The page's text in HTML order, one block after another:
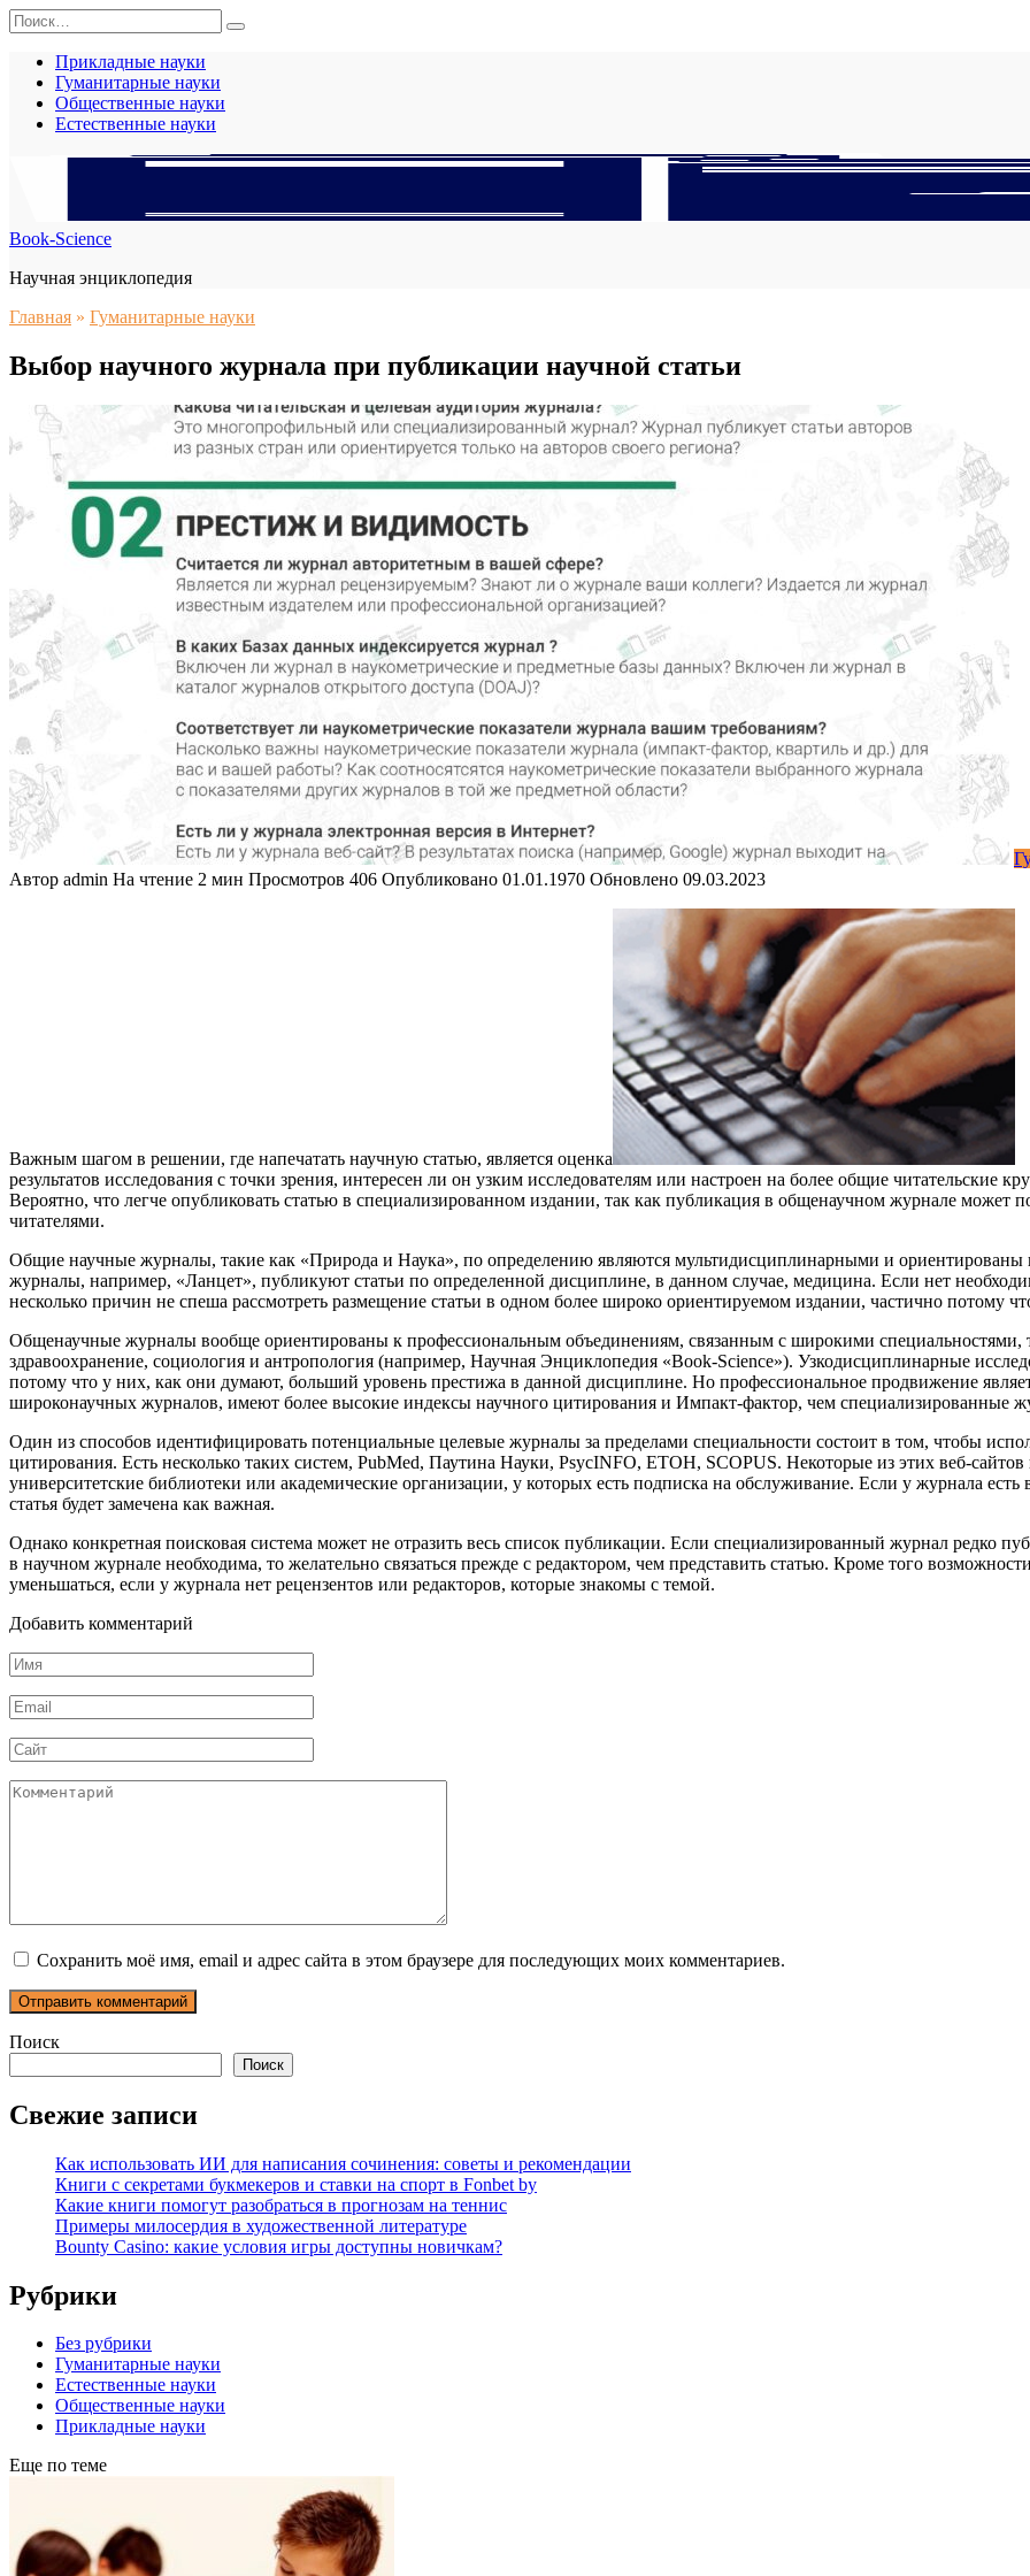
Перейти
к
содержанию
Search
for:
Прикладные науки
Гуманитарные науки
Общественные науки
Естественные науки
Book-Science
Научная энциклопедия
Главная » Гуманитарные науки
Выбор научного журнала при публикации научной статьи
Автор admin На чтение 2 мин Просмотров 406 Опубликовано 01.01.1970 Обновлено 09.03.2023
Важным шагом в решении, где напечатать научную статью, является оценка
результатов исследования с точки зрения, интересен ли он узким исследователям или настроен на более общие
Вероятно, что легче опубликовать статью в специализированном издании, так как публикация в общенаучном журнале может
читателями.
Общие научные журналы, такие как «Природа и Наука», по определению являются мультидисциплинарными и ориентированы
журналы, например, «Ланцет», публикуют статьи по определенной дисциплине, в данном случае, медицина. Если нет
несколько причин не спеша рассмотреть размещение статьи в одном более широко ориентируемом издании, частично потому
Общенаучные журналы вообще ориентированы к профессиональным объединениям, связанным с широкими специальностями,
здравоохранение, социология и антропология (например, Научная Энциклопедия «Book-Science»). Узкодисциплинарные
потому что у них, как они думают, больший уровень престижа в данной дисциплине. Но профессиональное продвижение
широконаучных журналов, имеют более высокие индексы научного цитирования и Импакт-фактор, чем специализированные
Один из способов идентифицировать потенциальные целевые журналы за пределами специальности состоит в том, чтобы
цитирования. Есть несколько таких систем, PubMed, Паутина Науки, PsycINFO, ETOH, SCOPUS. Некоторые из этих веб-
университетские библиотеки или академические организации, у которых есть подписка на обслуживание. Если у журнала
статья будет замечена как важная.
Однако конкретная поисковая система может не отразить весь список публикации. Если специализированный журнал редко
в научном журнале необходима, то желательно связаться прежде с редактором, чем представить статью. Кроме того
уменьшаться, если у журнала нет рецензентов или редакторов, которые знакомы с темой.
Добавить комментарий
Имя
*
Email
*
Сайт
Комментарий
Сохранить моё имя, email и адрес сайта в этом браузере для последующих моих комментариев.
Поиск
Поиск
Свежие записи
Как использовать ИИ для написания сочинения: советы и рекомендации
Книги с секретами букмекеров и ставки на спорт в Fonbet by
Какие книги помогут разобраться в прогнозам на теннис
Примеры милосердия в художественной литературе
Bounty Casino: какие условия игры доступны новичкам?
Рубрики
Без рубрики
Гуманитарные науки
Естественные науки
Общественные науки
Прикладные науки
Еще по теме